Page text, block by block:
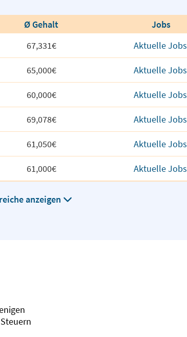
Ø Gehalt
Jobs
67,331€ Aktuelle Jobs
65,000€ Aktuelle Jobs
60,000€ Aktuelle Jobs
69,078€ Aktuelle Jobs
61,050€ Aktuelle Jobs
61,000€ Aktuelle Jobs
anzeigen